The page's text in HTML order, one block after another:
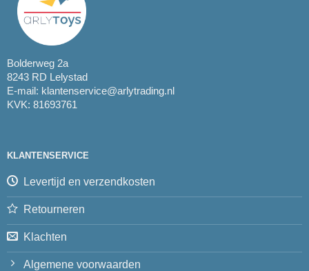
Bolderweg 2a
8243 RD Lelystad
E-mail: klantenservice@arlytrading.nl
KVK: 81693761
KLANTENSERVICE
Levertijd en verzendkosten
Retourneren
Klachten
Algemene voorwaarden